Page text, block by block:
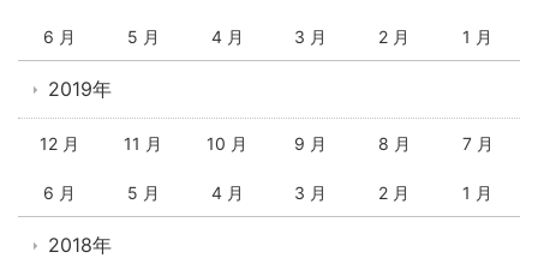
6 月 5 月 4 月 3 月 2 月 1 月
2019年
12 月 11 月 10 月 9 月 8 月 7 月
6 月 5 月 4 月 3 月 2 月 1 月
2018年